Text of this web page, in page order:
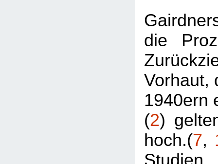
die
Vorhaut,
1940ern
(2)
hoch.(7,
Studien